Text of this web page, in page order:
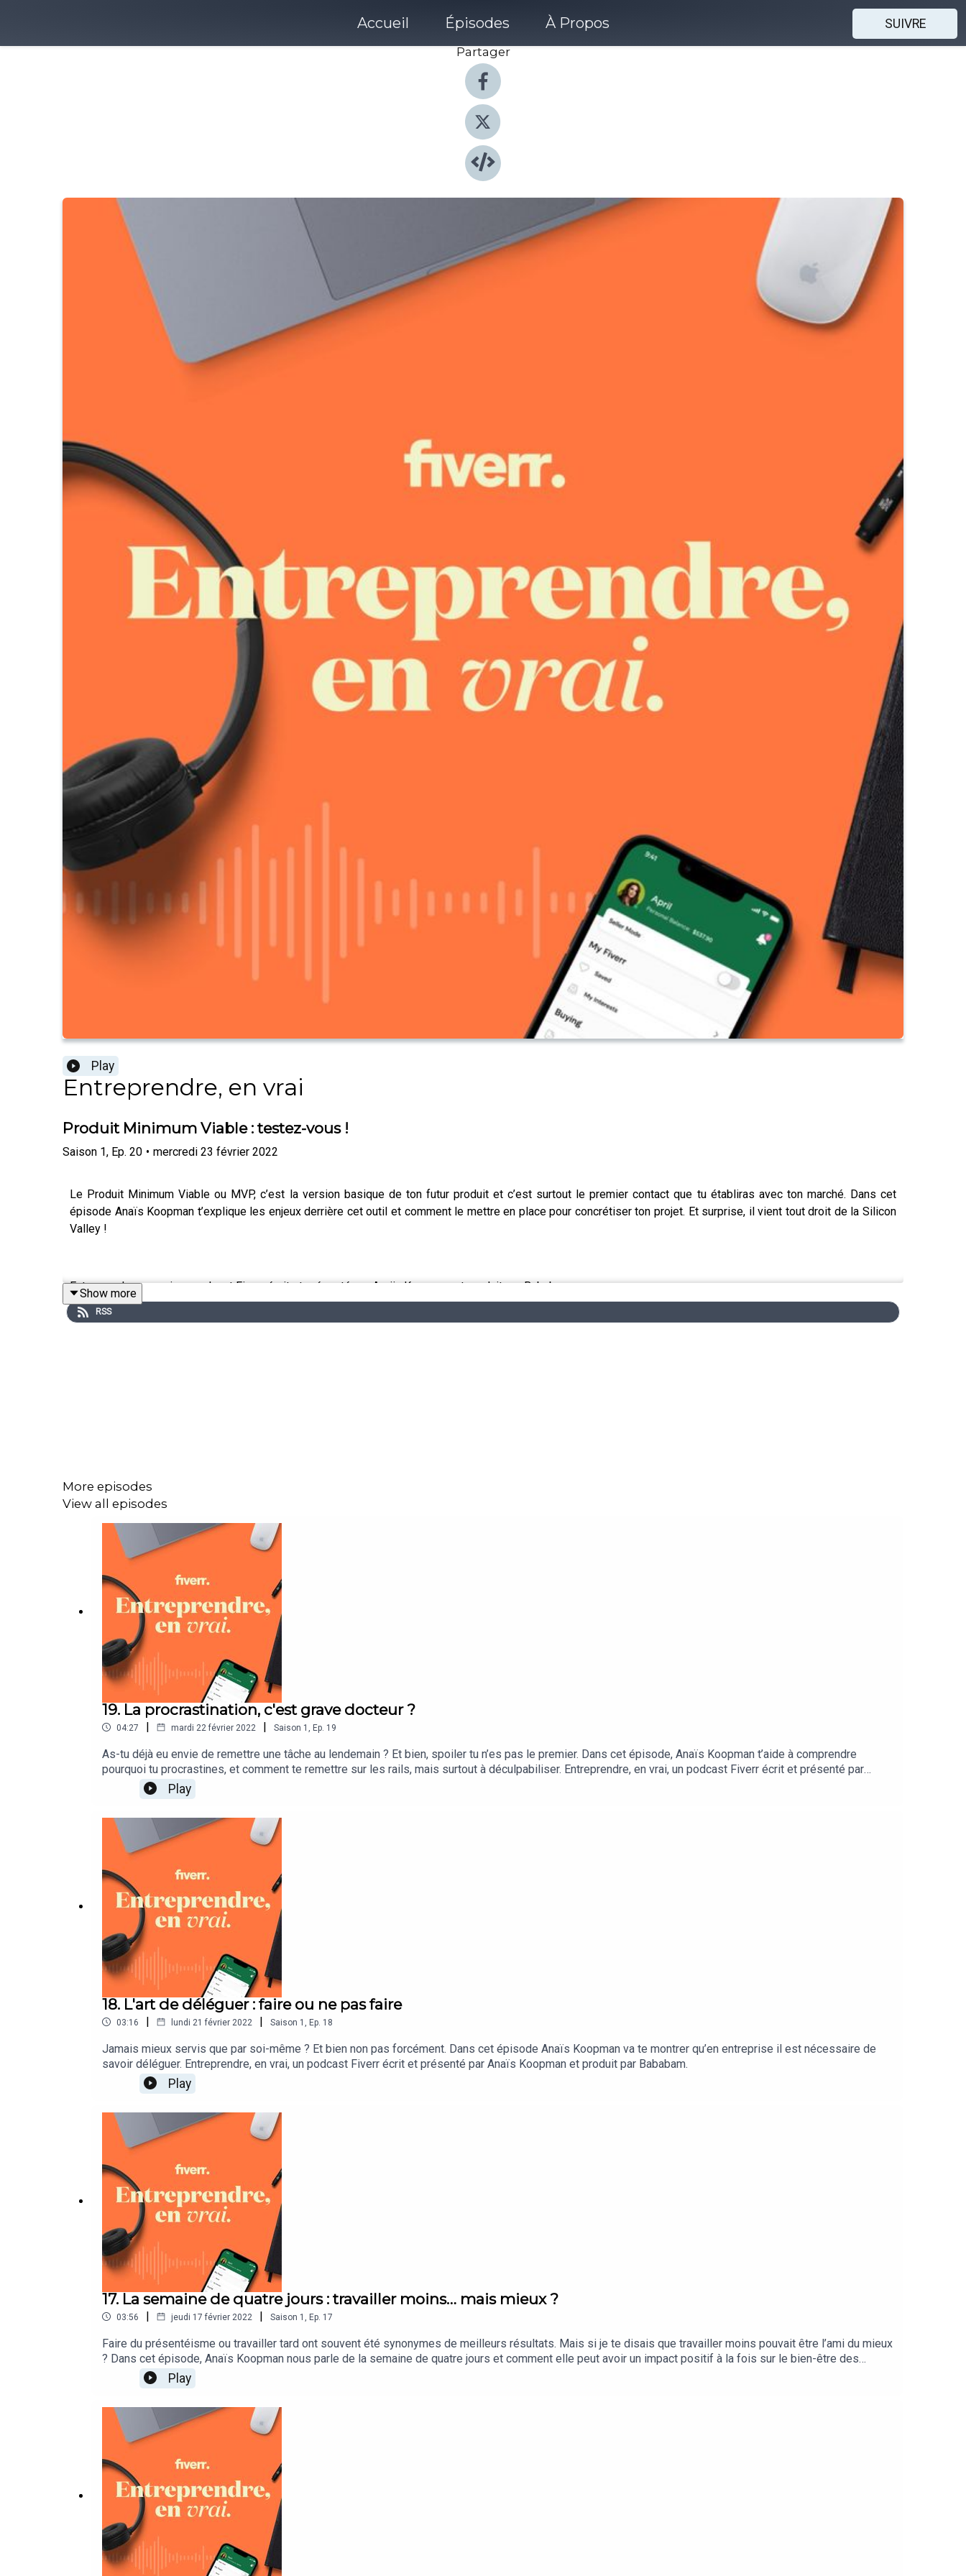
Accueil Épisodes À Propos
SUIVRE
Partager
Play
Entreprendre, en vrai
Produit Minimum Viable : testez-vous !
Saison 1, Ep. 20 • mercredi 23 février 2022
Le Produit Minimum Viable ou MVP, c’est la version basique de ton futur produit et c’est surtout le premier contact que tu établiras avec ton marché. Dans cet
épisode Anaïs Koopman t’explique les enjeux derrière cet outil et comment le mettre en place pour concrétiser ton projet. Et surprise, il vient tout droit de la Silicon
Valley !
Entreprendre, en vrai, un podcast Fiverr écrit et présenté par Anaïs Koopman et produit par Bababam.
Show more
RSS
More episodes
View all episodes
19. La procrastination, c'est grave docteur ?
04:27 | mardi 22 février 2022 | Saison 1 Ep. 19
As-tu déjà eu envie de remettre une tâche au lendemain ? Et bien, spoiler tu n’es pas le premier. Dans cet épisode, Anaïs Koopman t’aide à comprendre
pourquoi tu procrastines, et comment te remettre sur les rails, mais surtout à déculpabiliser. Entreprendre, en vrai, un podcast Fiverr écrit et présenté par
Anaïs Koopman et produit par Bababam.
Play
18. L'art de déléguer : faire ou ne pas faire
03:16 | lundi 21 février 2022 | Saison 1 Ep. 18
Jamais mieux servis que par soi-même ? Et bien non pas forcément. Dans cet épisode Anaïs Koopman va te montrer qu’en entreprise il est nécessaire de
savoir déléguer. Entreprendre, en vrai, un podcast Fiverr écrit et présenté par Anaïs Koopman et produit par Bababam.
Play
17. La semaine de quatre jours : travailler moins… mais mieux ?
03:56 | jeudi 17 février 2022 | Saison 1 Ep. 17
Faire du présentéisme ou travailler tard ont souvent été synonymes de meilleurs résultats. Mais si je te disais que travailler moins pouvait être l’ami du mieux
? Dans cet épisode, Anaïs Koopman nous parle de la semaine de quatre jours et comment elle peut avoir un impact positif à la fois sur le bien-être des
collaborateurs, mais aussi sur leur productivité. Entreprendre, en vrai, un podcast Fiverr écrit et présenté par Anaïs Koopman et produit par Bababam.
Play